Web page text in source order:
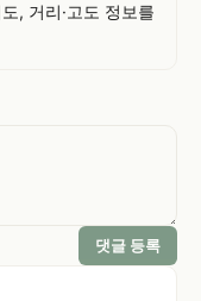
, 거리·고도 정보를
댓글 등록